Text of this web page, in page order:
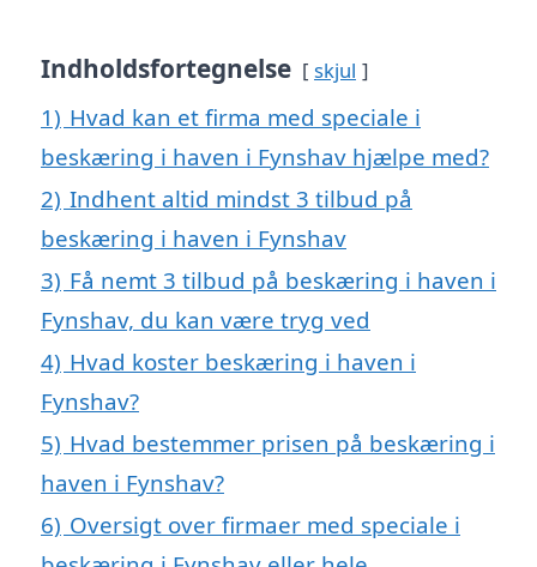
Indholdsfortegnelse skjul
1) Hvad kan et firma med speciale i
beskæring i haven i Fynshav hjælpe med?
2) Indhent altid mindst 3 tilbud på
beskæring i haven i Fynshav
3) Få nemt 3 tilbud på beskæring i haven i
Fynshav, du kan være tryg ved
4) Hvad koster beskæring i haven i
Fynshav?
5) Hvad bestemmer prisen på beskæring i
haven i Fynshav?
6) Oversigt over firmaer med speciale i